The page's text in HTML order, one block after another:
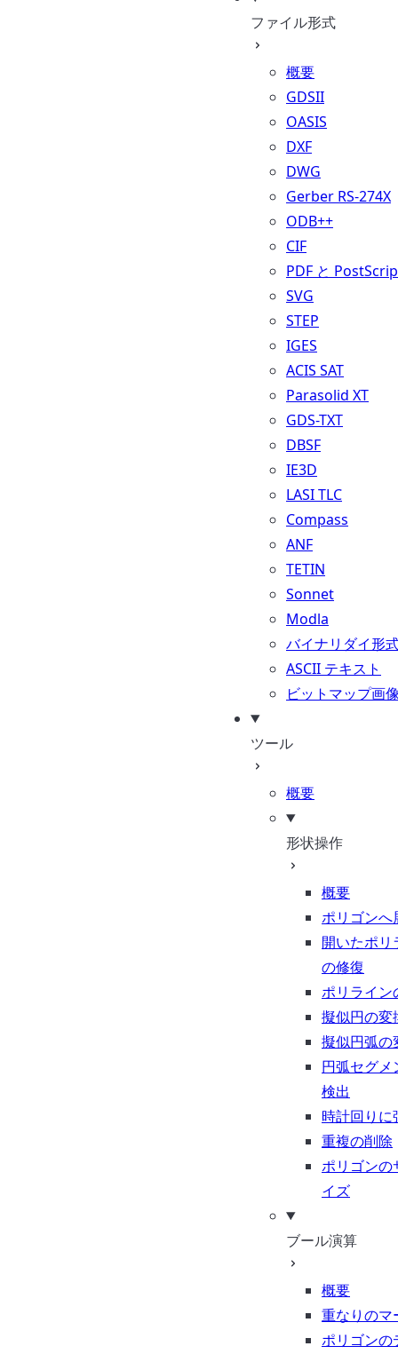
ファイル形式
概要
GDSII
OASIS
DXF
DWG
Gerber RS-274X
ODB++
CIF
PDF と
SVG
STEP
IGES
ACIS SAT
Parasolid XT
GDS-TXT
DBSF
IE3D
LASI TLC
Compass
ANF
TETIN
Sonnet
Modla
バイナリダイ形
ASCII テキスト
ビットマップ画
ツール
概要
形状操作
概要
ポリゴンへ
開いたポリ
の修復
ポリライン
擬似円の変
擬似円弧の
円弧セグメ
検出
時計回りに
重複の削除
ポリゴンの
イズ
ブール演算
概要
重なりのマ
ポリゴンの